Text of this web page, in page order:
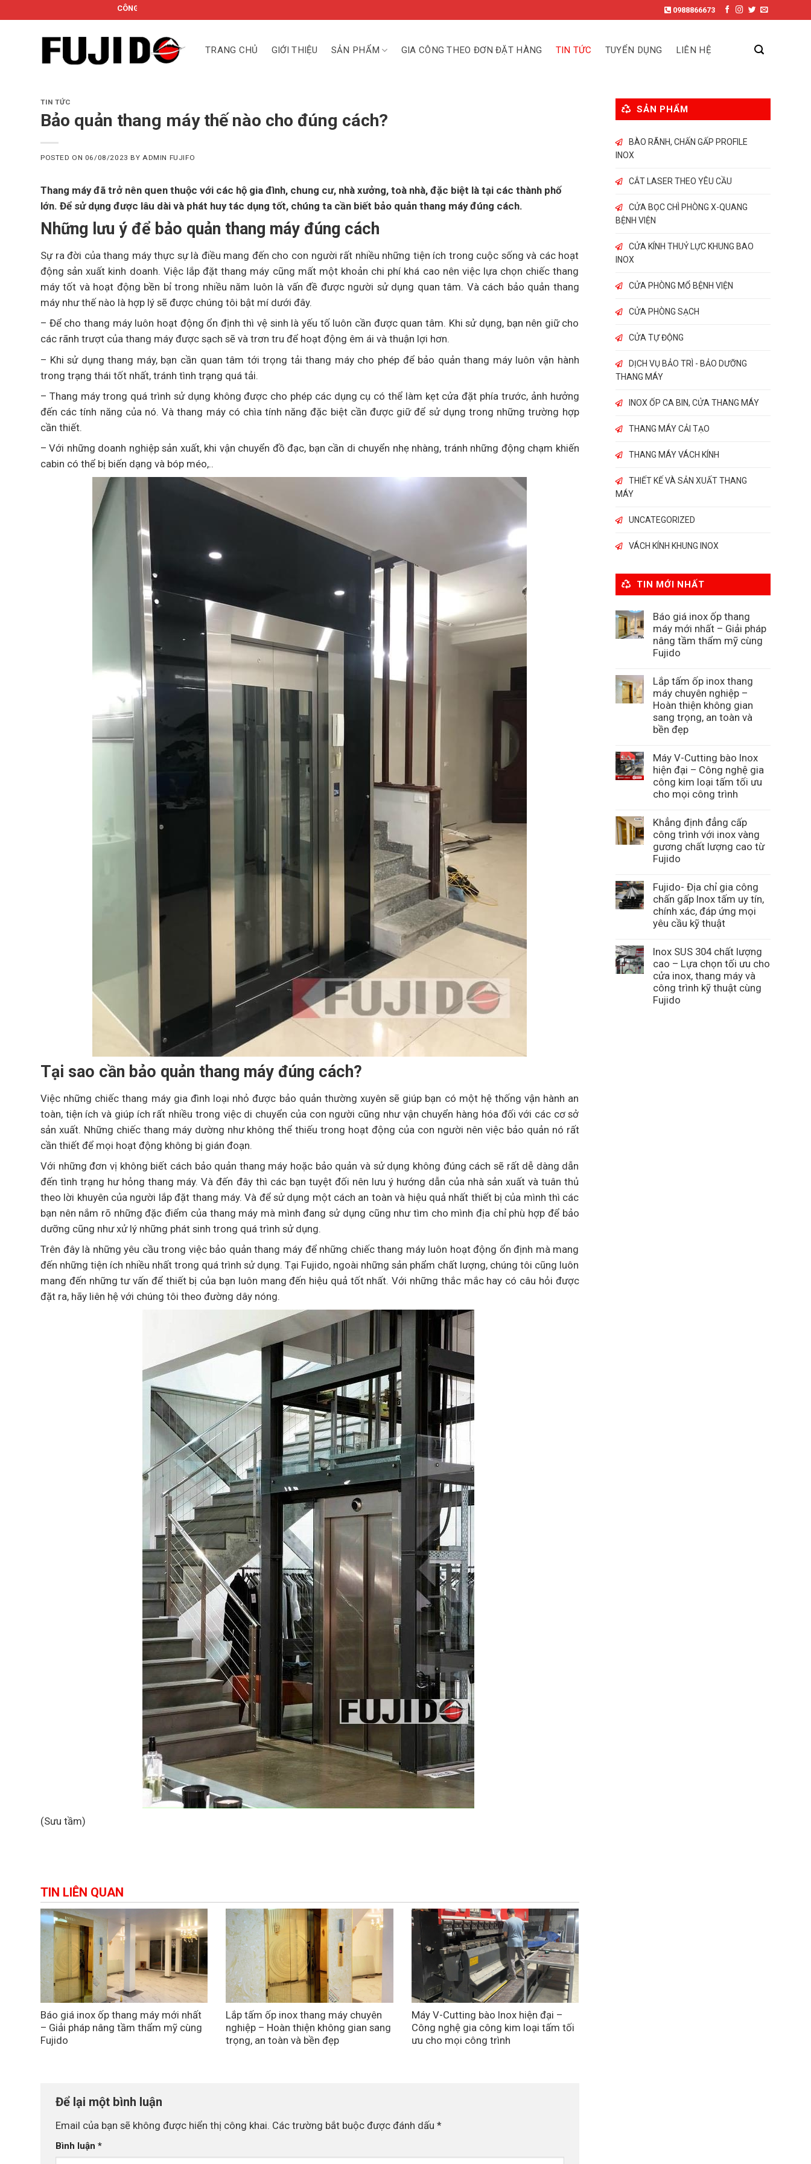
to
CÔNG TY CỔ PHẦN FUJIDO 0988866673
TRANG CHỦ GIỚI THIỆU SẢN PHẨM GIA CÔNG THEO ĐƠN ĐẶT HÀNG TIN TỨC TUYỂN DỤNG LIÊN HỆ
TIN TỨC
Bảo quản thang máy thế nào cho đúng cách?
POSTED ON 06/08/2023 BYADMIN FUJIFO
Thang máy đã trở nên quen thuộc với các hộ gia đình, chung cư, nhà xưởng, toà nhà, đặc biệt là tại các thành phố
lớn. Để sử dụng được lâu dài và phát huy tác dụng tốt, chúng ta cần biết bảo quản thang máy đúng cách.
Những lưu ý để bảo quản thang máy đúng cách
Sự ra đời của thang máy thực sự là điều mang đến cho con người rất nhiều những tiện ích trong cuộc sống và các hoạt
động sản xuất kinh doanh. Việc lắp đặt thang máy cũng mất một khoản chi phí khá cao nên việc lựa chọn chiếc thang
máy tốt và hoạt động bền bỉ trong nhiều năm luôn là vấn đề được người sử dụng quan tâm. Và cách bảo quản thang
máy như thế nào là hợp lý sẽ được chúng tôi bật mí dưới đây.
– Để cho thang máy luôn hoạt động ổn định thì vệ sinh là yếu tố luôn cần được quan tâm. Khi sử dụng, bạn nên giữ cho
các rãnh trượt của thang máy được sạch sẽ và trơn tru để hoạt động êm ái và thuận lợi hơn.
– Khi sử dụng thang máy, bạn cần quan tâm tới trọng tải thang máy cho phép để bảo quản thang máy luôn vận hành
trong trạng thái tốt nhất, tránh tình trạng quá tải.
– Thang máy trong quá trình sử dụng không được cho phép các dụng cụ có thể làm kẹt cửa đặt phía trước, ảnh hưởng
đến các tính năng của nó. Và thang máy có chìa tính năng đặc biệt cần được giữ để sử dụng trong những trường hợp
cần thiết.
– Với những doanh nghiệp sản xuất, khi vận chuyển đồ đạc, bạn cần di chuyển nhẹ nhàng, tránh những động chạm khiến
cabin có thể bị biến dạng và bóp méo,..
Tại sao cần bảo quản thang máy đúng cách?
Việc những chiếc thang máy gia đình loại nhỏ được bảo quản thường xuyên sẽ giúp bạn có một hệ thống vận hành an
toàn, tiện ích và giúp ích rất nhiều trong việc di chuyển của con người cũng như vận chuyển hàng hóa đối với các cơ sở
sản xuất. Những chiếc thang máy dường như không thể thiếu trong hoạt động của con người nên việc bảo quản nó rất
cần thiết để mọi hoạt động không bị gián đoạn.
Với những đơn vị không biết cách bảo quản thang máy hoặc bảo quản và sử dụng không đúng cách sẽ rất dễ dàng dẫn
đến tình trạng hư hỏng thang máy. Và đến đây thì các bạn tuyệt đối nên lưu ý hướng dẫn của nhà sản xuất và tuân thủ
theo lời khuyên của người lắp đặt thang máy. Và để sử dụng một cách an toàn và hiệu quả nhất thiết bị của mình thì các
bạn nên nắm rõ những đặc điểm của thang máy mà mình đang sử dụng cũng như tìm cho mình địa chỉ phù hợp để bảo
dưỡng cũng như xử lý những phát sinh trong quá trình sử dụng.
Trên đây là những yêu cầu trong việc bảo quản thang máy để những chiếc thang máy luôn hoạt động ổn định mà mang
đến những tiện ích nhiều nhất trong quá trình sử dụng. Tại Fujido, ngoài những sản phẩm chất lượng, chúng tôi cũng luôn
mang đến những tư vấn để thiết bị của bạn luôn mang đến hiệu quả tốt nhất. Với những thắc mắc hay có câu hỏi được
đặt ra, hãy liên hệ với chúng tôi theo đường dây nóng.
(Sưu tầm)
TIN LIÊN QUAN
Báo giá inox ốp thang máy mới nhất
– Giải pháp nâng tầm thẩm mỹ cùng
Fujido
Lắp tấm ốp inox thang máy chuyên
nghiệp – Hoàn thiện không gian sang
trọng, an toàn và bền đẹp
Máy V-Cutting bào Inox hiện đại –
Công nghệ gia công kim loại tấm tối
ưu cho mọi công trình
Để lại một bình luận
Email của bạn sẽ không được hiển thị công khai. Các trường bắt buộc được đánh dấu *
Bình luận *
SẢN PHẨM
BÀO RÃNH, CHẤN GẤP PROFILE
INOX
CẮT LASER THEO YÊU CẦU
CỬA BỌC CHÌ PHÒNG X-QUANG
BỆNH VIỆN
CỬA KÍNH THUỶ LỰC KHUNG BAO
INOX
CỬA PHÒNG MỔ BỆNH VIỆN
CỬA PHÒNG SẠCH
CỬA TỰ ĐỘNG
DỊCH VỤ BẢO TRÌ - BẢO DƯỠNG
THANG MÁY
INOX ỐP CA BIN, CỬA THANG MÁY
THANG MÁY CẢI TẠO
THANG MÁY VÁCH KÍNH
THIẾT KẾ VÀ SẢN XUẤT THANG
MÁY
UNCATEGORIZED
VÁCH KÍNH KHUNG INOX
TIN MỚI NHẤT
Báo giá inox ốp thang
máy mới nhất – Giải pháp
nâng tầm thẩm mỹ cùng
Fujido
Lắp tấm ốp inox thang
máy chuyên nghiệp –
Hoàn thiện không gian
sang trọng, an toàn và
bền đẹp
Máy V-Cutting bào Inox
hiện đại – Công nghệ gia
công kim loại tấm tối ưu
cho mọi công trình
Khẳng định đẳng cấp
công trình với inox vàng
gương chất lượng cao từ
Fujido
Fujido- Địa chỉ gia công
chấn gấp Inox tấm uy tín,
chính xác, đáp ứng mọi
yêu cầu kỹ thuật
Inox SUS 304 chất lượng
cao – Lựa chọn tối ưu cho
cửa inox, thang máy và
công trình kỹ thuật cùng
Fujido